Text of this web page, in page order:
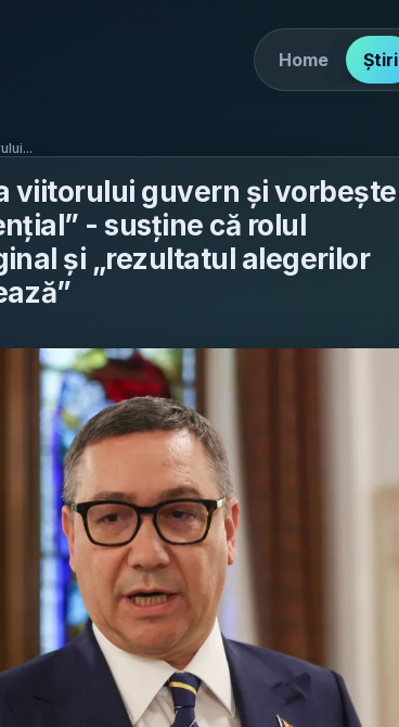
Home Știri
viitorului guvern și vorbește
- susține că rolul
și „rezultatul alegerilor